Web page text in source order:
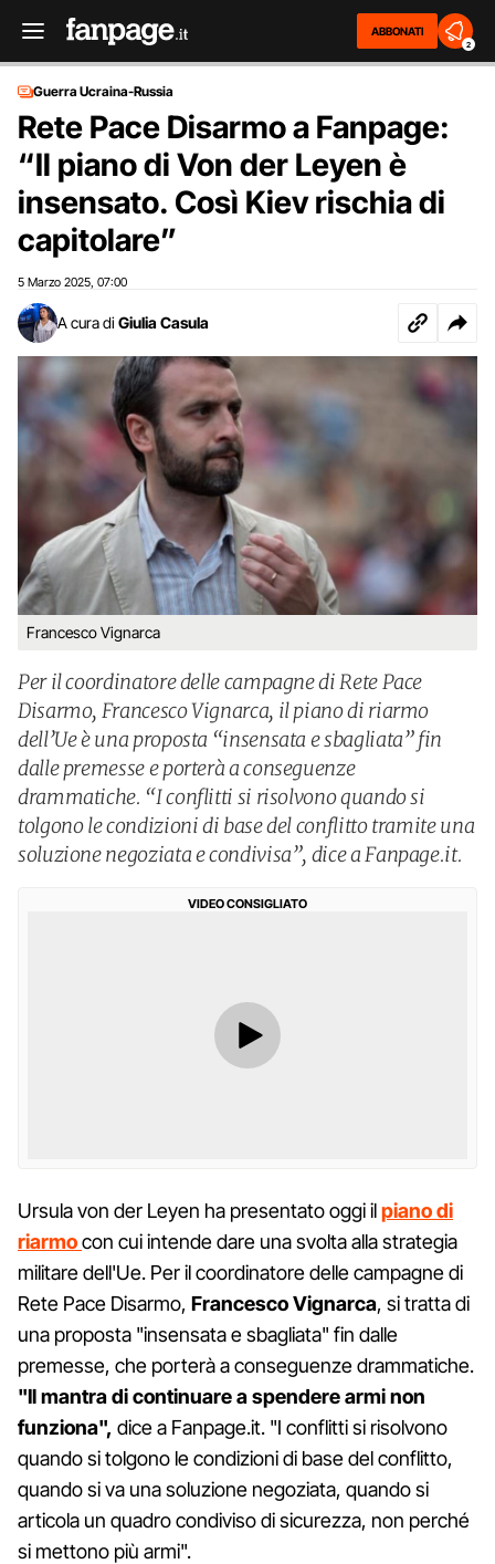
ABBONATI
2
Guerra Ucraina-Russia
Rete Pace Disarmo a Fanpage:
“Il piano di Von der Leyen è
insensato. Così Kiev rischia di
capitolare”
5 Marzo 2025 07:00
A cura di Giulia Casula
Francesco Vignarca
Per il coordinatore delle campagne di Rete Pace
Disarmo, Francesco Vignarca, il piano di riarmo
dell’Ue è una proposta “insensata e sbagliata” fin
dalle premesse e porterà a conseguenze
drammatiche. “I conflitti si risolvono quando si
tolgono le condizioni di base del conflitto tramite una
soluzione negoziata e condivisa”, dice a Fanpage.it.
VIDEO CONSIGLIATO
Ursula von der Leyen ha presentato oggi ilpiano di
riarmocon cui intende dare una svolta alla strategia
militare dell'Ue. Per il coordinatore delle campagne di
Rete Pace Disarmo, Francesco Vignarca, si tratta di
una proposta "insensata e sbagliata" fin dalle
premesse, che porterà a conseguenze drammatiche.
"Il mantra di continuare a spendere armi non
funziona", dice a Fanpage.it. "I conflitti si risolvono
quando si tolgono le condizioni di base del conflitto,
quando si va una soluzione negoziata, quando si
articola un quadro condiviso di sicurezza, non perché
si mettono più armi".